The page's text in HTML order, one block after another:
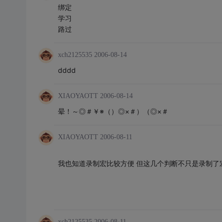
绑定
学习
路过
xch2125535 2006-08-14
dddd
XIAOYAOTT 2006-08-14
晕！～◎＃￥※（）◎×＃）（◎×＃
XIAOYAOTT 2006-08-11
我也知道录制宏比较方便 但这几个判断不只是录制了